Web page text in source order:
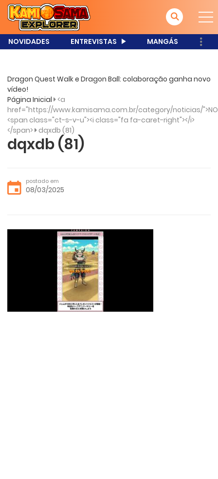
NOVIDADES ENTREVISTAS MANGÁS
Dragon Quest Walk e Dragon Ball: colaboração ganha novo
vídeo!
Página Inicial <a
href="https://www.kamisama.com.br/category/noticias/
<span class="ct-s-v-u"><i class="fa fa-caret-right"></i>
</span> dqxdb (81)
dqxdb (81)
postado em
08/03/2025